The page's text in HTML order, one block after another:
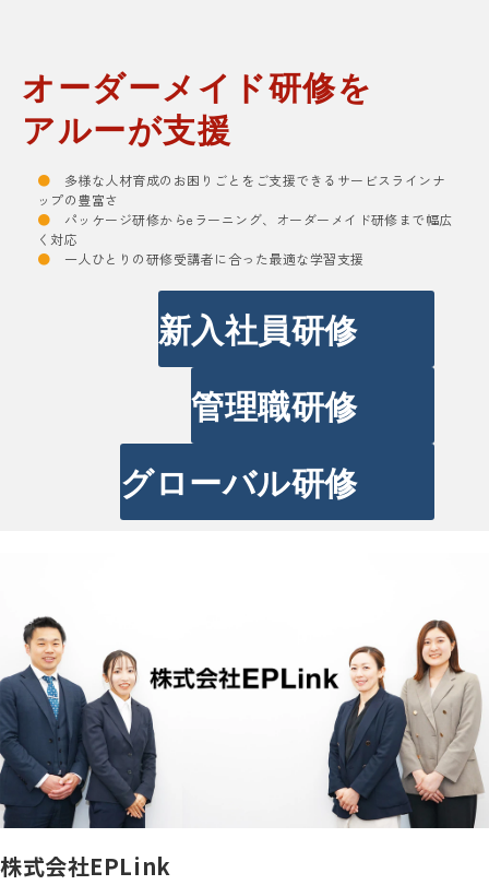
オーダーメイド研修を
アルーが支援
● 多様な人材育成のお困りごとをご支援できるサービスラインナ
ップの豊富さ
● パッケージ研修からeラーニング、オーダーメイド研修まで幅広
く対応
● 一人ひとりの研修受講者に合った最適な学習支援
新入社員研修
管理職研修
グローバル研修
株式会社EPLink